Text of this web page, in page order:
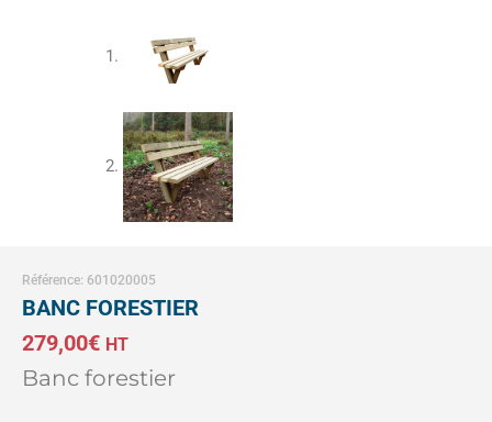
Référence: 601020005
BANC FORESTIER
279,00€ HT
Banc forestier